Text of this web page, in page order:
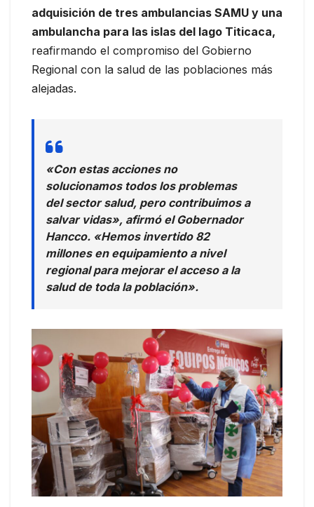
adquisición de tres ambulancias SAMU y una
ambulancha para las islas del lago Titicaca,
reafirmando el compromiso del Gobierno
Regional con la salud de las poblaciones más
alejadas.
«Con estas acciones no
solucionamos todos los problemas
del sector salud, pero contribuimos a
salvar vidas», afirmó el Gobernador
Hancco. «Hemos invertido 82
millones en equipamiento a nivel
regional para mejorar el acceso a la
salud de toda la población».